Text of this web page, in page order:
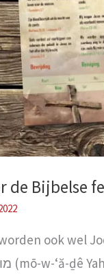
de Bijbelse
ook wel